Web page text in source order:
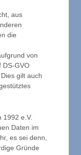
aus
die
von
DS-GVO
gilt auch
1992 e.V.
Daten im
es sei denn,
Gründe